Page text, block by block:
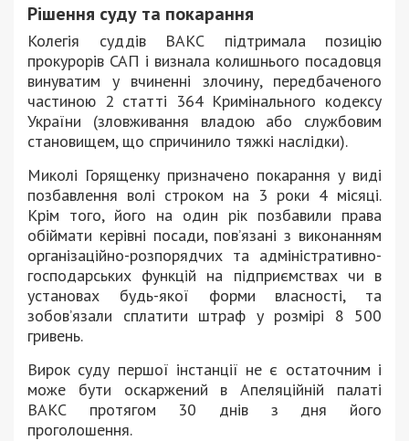
Рішення суду та покарання
Колегія суддів ВАКС підтримала позицію
прокурорів САП і визнала колишнього посадовця
винуватим у вчиненні злочину, передбаченого
частиною 2 статті 364 Кримінального кодексу
України (зловживання владою або службовим
становищем, що спричинило тяжкі наслідки).
Миколі Горященку призначено покарання у виді
позбавлення волі строком на 3 роки 4 місяці.
Крім того, його на один рік позбавили права
обіймати керівні посади, пов’язані з виконанням
організаційно-розпорядчих та адміністративно-
господарських функцій на підприємствах чи в
установах будь-якої форми власності, та
зобов’язали сплатити штраф у розмірі 8 500
гривень.
Вирок суду першої інстанції не є остаточним і
може бути оскаржений в Апеляційній палаті
ВАКС протягом 30 днів з дня його
проголошення.